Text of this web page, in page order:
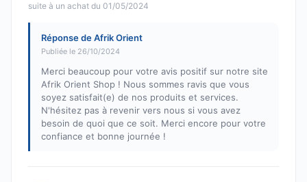
suite à un achat du 01/05/2024
Réponse de Afrik Orient
Publiée le 26/10/2024
Merci beaucoup pour votre avis positif sur notre site
Afrik Orient Shop ! Nous sommes ravis que vous
soyez satisfait(e) de nos produits et services.
N'hésitez pas à revenir vers nous si vous avez
besoin de quoi que ce soit. Merci encore pour votre
confiance et bonne journée !